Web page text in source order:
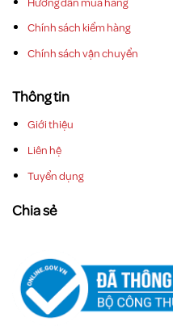
Chính sách kiểm hàng
Chính sách vận chuyển
Thông tin
Giới thiệu
Liên hệ
Tuyển dụng
Chia sẻ